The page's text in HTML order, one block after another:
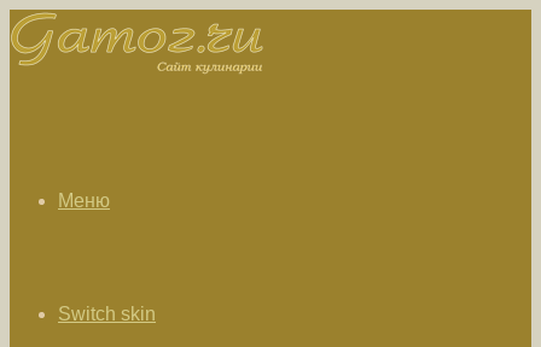
Меню
Switch skin